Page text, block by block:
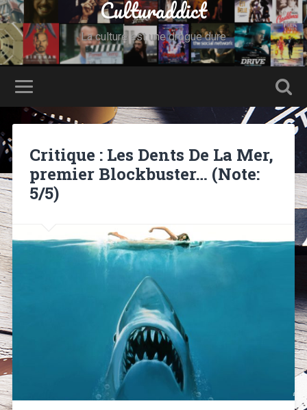
Culturaddict
La culture est une drogue dure
Critique : Les Dents De La Mer,
premier Blockbuster… (Note:
5/5)